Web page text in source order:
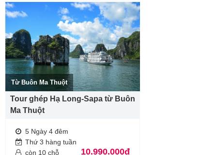
Từ Buôn Ma Thuột
Tour ghép Hạ Long-Sapa từ Buôn
Ma Thuột
5 Ngày 4 đêm
Thứ 3 hàng tuần
còn 10 chỗ
10.990.000đ